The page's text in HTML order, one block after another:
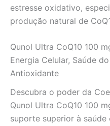
estresse oxidativo,
produção natural de
Qunol Ultra CoQ10 100
Energia Celular, Saúde
Antioxidante
Descubra o poder da
Qunol Ultra CoQ10 100
suporte superior à saúde